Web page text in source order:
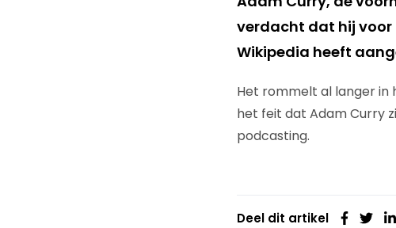
verdacht dat hij voor
Wikipedia heeft
Het rommelt al langer in
het feit dat Adam Curry
podcasting.
Deel dit artikel